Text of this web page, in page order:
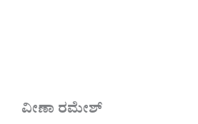
ವೀಣಾ ರಮೇಶ್